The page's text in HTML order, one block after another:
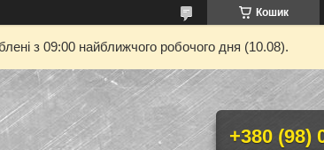
Кошик
з 09:00 найближчого робочого дня (10.08).
+380 (98)